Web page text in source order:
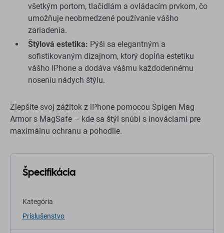
všetkým portom, tlačidlám a ovládacím prvkom, čo
umožňuje neobmedzené používanie vášho
zariadenia.
Štýlová estetika: Pýši sa elegantným a
sofistikovaným dizajnom, ktorý dopĺňa estetiku
vášho iPhone a dodáva vášmu každodennému
noseniu nádych štýlu.
Zlepšite svoj zážitok z iPhone pomocou Spigen Mag
Armor s MagSafe – kde sa štýl snúbi s inováciami pre
maximálnu ochranu a pohodlie.
Špecifikácia
Kategória
Príslušenstvo